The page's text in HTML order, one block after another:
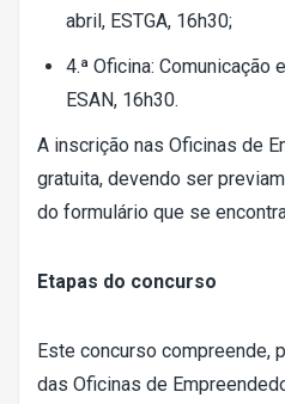
abril, ESTGA, 16h30;
4.ª Oficina: Comunicação
ESAN, 16h30.
A inscrição nas Oficinas de
gratuita, devendo ser
do formulário que se
Etapas do concurso
Este concurso compreende,
das Oficinas de